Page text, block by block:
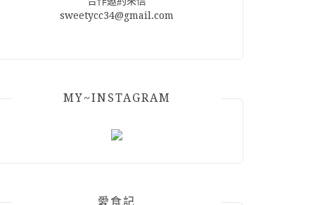
sweetycc34@gmail.com
MY~INSTAGRAM
愛食記